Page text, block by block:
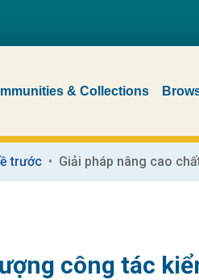
& Collections
trước
công tác